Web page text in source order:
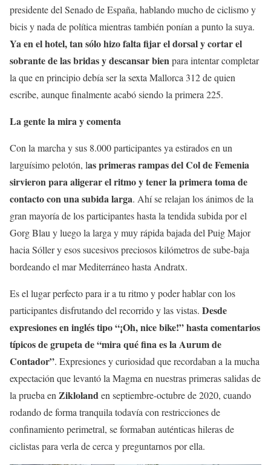
presidente del Senado de España, hablando mucho de ciclismo y
bicis y nada de política mientras también ponían a punto la suya.
Ya en el hotel, tan sólo hizo falta fijar el dorsal y cortar el
sobrante de las bridas y descansar bienpara intentar completar
la que en principio debía ser la sexta Mallorca 312 de quien
escribe, aunque finalmente acabó siendo la primera 225.
La gente la mira y comenta
Con la marcha y sus 8.000 participantes ya estirados en un
larguísimo pelotón, las primeras rampas del Col de Femenia
sirvieron para aligerar el ritmo y tener la primera toma de
contacto con una subida larga. Ahí se relajan los ánimos de la
gran mayoría de los participantes hasta la tendida subida por el
Gorg Blau y luego la larga y muy rápida bajada del Puig Major
hacia Sóller y esos sucesivos preciosos kilómetros de sube-baja
bordeando el mar Mediterráneo hasta Andratx.
Es el lugar perfecto para ir a tu ritmo y poder hablar con los
participantes disfrutando del recorrido y las vistas. Desde
expresiones en inglés tipo “¡Oh, nice bike!” hasta comentarios
típicos de grupeta de “mira qué fina es la Aurum de
Contador”. Expresiones y curiosidad que recordaban a la mucha
expectación que levantó la Magma en nuestras primeras salidas de
la prueba en Ziklolanden septiembre-octubre de 2020, cuando
rodando de forma tranquila todavía con restricciones de
confinamiento perimetral, se formaban auténticas hileras de
ciclistas para verla de cerca y preguntarnos por ella.